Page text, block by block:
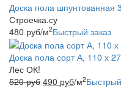
Доска пола
Строечка.су
480 руб/м2Быстрый заказ
Доска пола сорт А, 110 х
Лес ОК!
520руб 490 руб/м2